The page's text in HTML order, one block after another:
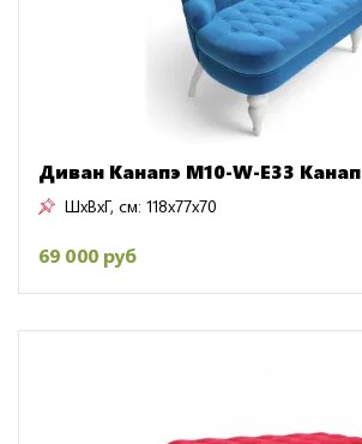
Диван Канапэ M10-W-E33
ШxВxГ, см: 118x77x70
69 000 руб